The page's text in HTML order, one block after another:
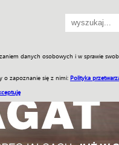
danych osobowych i w sprawie
o zapoznanie się z nimi: Polityka
SKLEP Jednodniówki